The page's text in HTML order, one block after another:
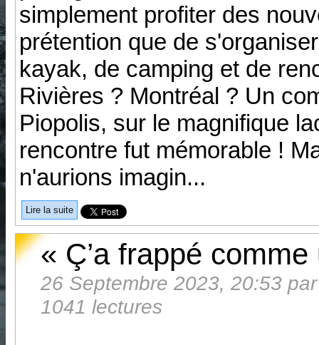
simplement profiter des
prétention que de
kayak, de camping et de
Rivières ? Montréal ? Un
Piopolis, sur le magnifique
rencontre fut mémorable !
n'aurions imagin...
Lire la suite
« Ç’a frappé
26 Septembre 2023, 20:53
1041 lectures